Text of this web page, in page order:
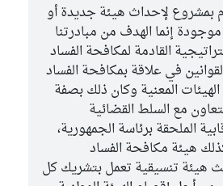
بمشروع لإحداث هيئة جديدة أو
إنما الهدف من مبادرتنا
القادمة لمكافحة الفساد
في علاقة بمكافحة الفساد
المعنية وكان ذلك بصفة
مع السلط القضائية
الملحقة برئاسة الجمهورية،
هيئة مكافحة الفساد
هيئة تنسيقية تعمل بتشريك كل